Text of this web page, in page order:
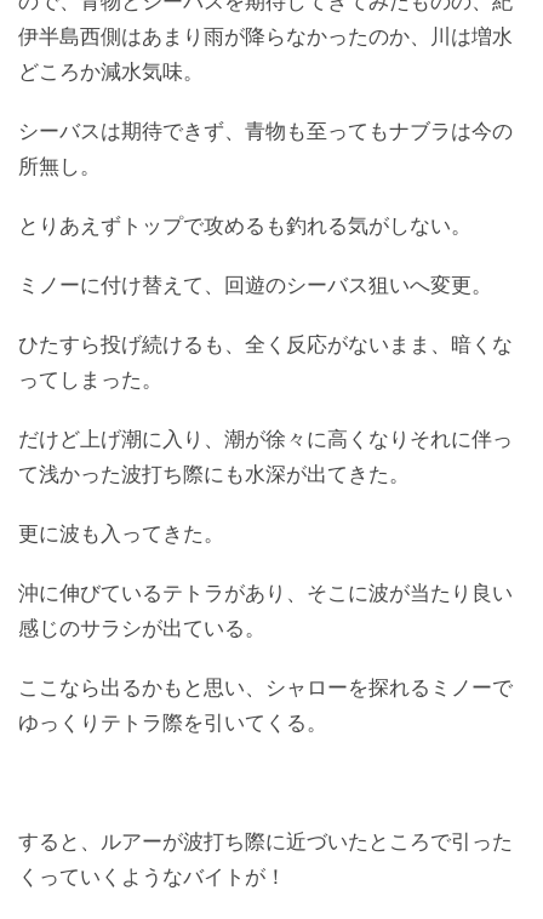
伊半島西側はあまり雨が降らなかったのか、川は増水
どころか減水気味。
シーバスは期待できず、青物も至ってもナブラは今の
所無し。
とりあえずトップで攻めるも釣れる気がしない。
ミノーに付け替えて、回遊のシーバス狙いへ変更。
ひたすら投げ続けるも、全く反応がないまま、暗くな
ってしまった。
だけど上げ潮に入り、潮が徐々に高くなりそれに伴っ
て浅かった波打ち際にも水深が出てきた。
更に波も入ってきた。
沖に伸びているテトラがあり、そこに波が当たり良い
感じのサラシが出ている。
ここなら出るかもと思い、シャローを探れるミノーで
ゆっくりテトラ際を引いてくる。
すると、ルアーが波打ち際に近づいたところで引った
くっていくようなバイトが！